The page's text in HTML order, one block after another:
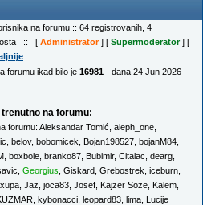
na forumu :: 64 registrovanih, 4
:: [ Administrator] [ Supermoderator] [
forumu ikad bilo je 16981 - dana 24 Jun 2026
na forumu:
forumu: Aleksandar Tomić aleph_one
belov, bobomicek Bojan198527 bojanM84
boxbole branko87 Bubimir, Citalac dearg
Georgius Giskard Grebostrek iceburn
Jaz joca83 Josef Kajzer Soze Kalem
kybonacci leopard83 lima Lucije